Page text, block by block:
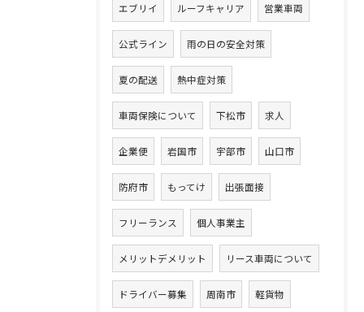
エブリイ ルーフキャリア 営業車両
公式ライン 雨の日の安全対策
夏の配送 熱中症対策
車両保険について 下松市 求人
企業便 岩国市 宇部市 山口市
防府市 もってけ 出張面接
フリーランス 個人事業主
メリットデメリット リース車両について
ドライバー募集 周南市 軽貨物
お問い合わせ・ご相談はこちら